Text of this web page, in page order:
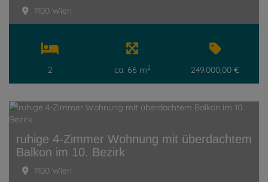
1100 Wien
2 ca. 66 m2 249.000,00 €
ruhige 4-Zimmer Wohnung mit überdachtem
Balkon im 10. Bezirk
1100 Wien